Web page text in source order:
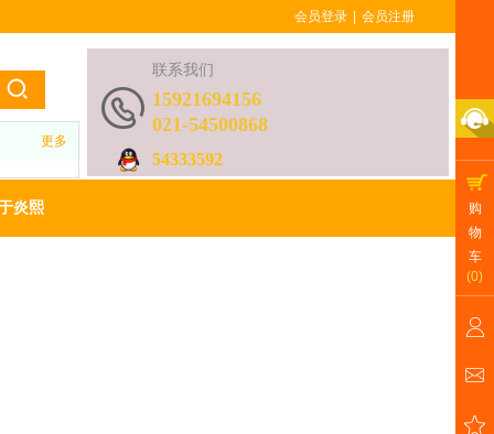
联系我们
54333592
15921694156
021-54500868
更多
炎熙
会员登录 会员注册
购
物
车
(0)